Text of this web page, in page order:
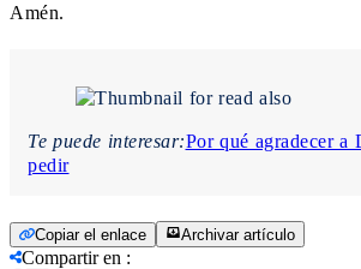
Amén.
Te puede interesar:Por qué agradecer a
pedir
Copiar el enlace Archivar artículo
Compartir en :